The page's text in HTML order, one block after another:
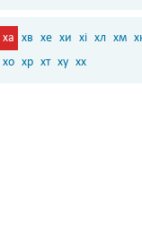
ха хв хе хи хі хл хм
хо хр хт ху хх